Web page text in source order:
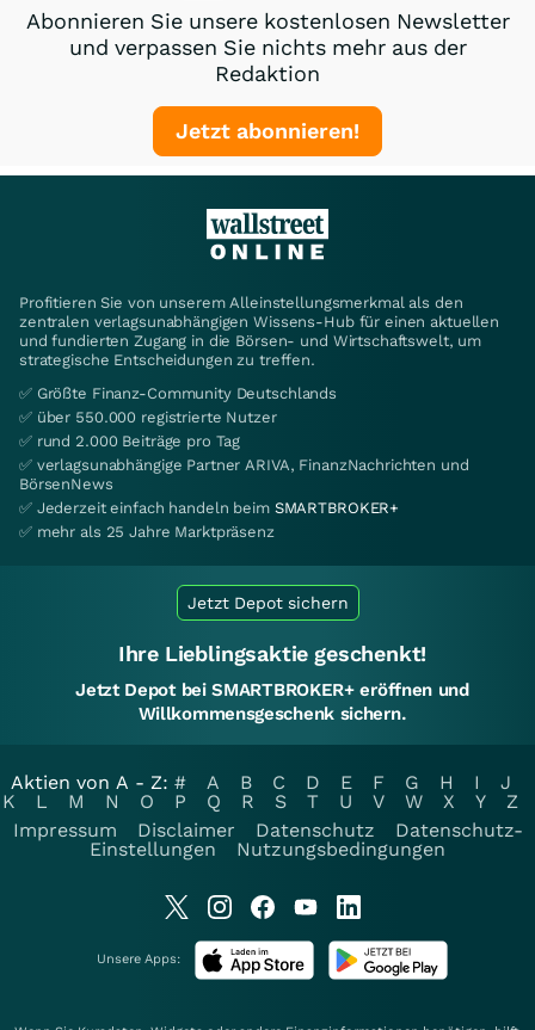
Abonnieren Sie unsere kostenlosen Newsletter
und verpassen Sie nichts mehr aus der
Redaktion
Jetzt abonnieren!
Profitieren Sie von unserem Alleinstellungsmerkmal als den
zentralen verlagsunabhängigen Wissens-Hub für einen aktuellen
und fundierten Zugang in die Börsen- und Wirtschaftswelt, um
strategische Entscheidungen zu treffen.
✅ Größte Finanz-Community Deutschlands
✅ über 550.000 registrierte Nutzer
✅ rund 2.000 Beiträge pro Tag
✅ verlagsunabhängige Partner ARIVA, FinanzNachrichten und
BörsenNews
✅ Jederzeit einfach handeln beim SMARTBROKER+
✅ mehr als 25 Jahre Marktpräsenz
Jetzt Depot sichern
Ihre Lieblingsaktie geschenkt!
Jetzt Depot bei SMARTBROKER+ eröffnen und
Willkommensgeschenk sichern.
Aktien von A - Z: # A B C D E F G H I
J
K
L M N O P Q R S T U V W X Y
Z
Impressum
Disclaimer Datenschutz
Datenschutz-
Einstellungen
Nutzungsbedingungen
Unsere Apps: